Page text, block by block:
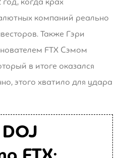
компаний реально
Также Гэри
FTX Сэмом
в итоге оказался
этого хватило для удара
DOJ